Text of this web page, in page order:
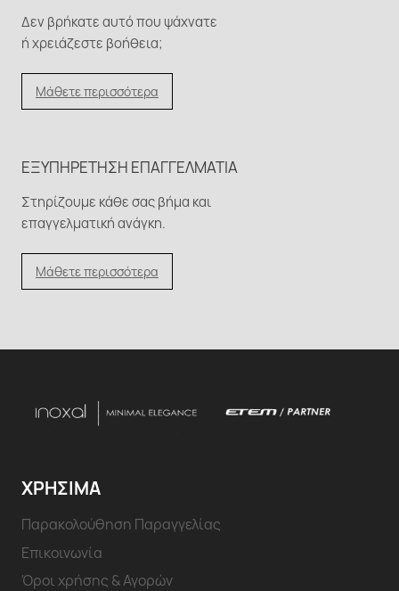
Δεν βρήκατε αυτό που ψάχνατε
ή χρειάζεστε βοήθεια;
Μάθετε περισσότερα
ΕΞΥΠΗΡΈΤΗΣΗ ΕΠΑΓΓΕΛΜΑΤΊΑ
Στηρίζουμε κάθε σας βήμα και
επαγγελματική ανάγκη.
Μάθετε περισσότερα
ΧΡΗΣΙΜΑ
Παρακολούθηση Παραγγελίας
Επικοινωνία
Όροι χρήσης & Αγορών